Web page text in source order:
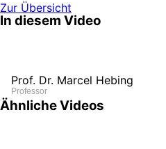
Zur Übersicht
In diesem Video
Prof. Dr. Marcel Hebing
Professor
Ähnliche Videos